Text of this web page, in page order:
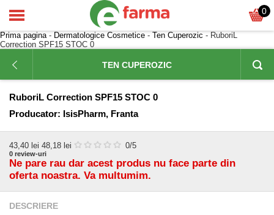
0
Prima pagina- Dermatologice Cosmetice - Ten Cuperozic - RuboriL
Correction SPF15 STOC 0
TEN CUPEROZIC
RuboriL Correction SPF15 STOC 0
Producator: IsisPharm, Franta
43,40 lei 48,18 lei 0/5
0 review-uri
Ne pare rau dar acest produs nu face parte din
oferta noastra. Va multumim.
DESCRIERE